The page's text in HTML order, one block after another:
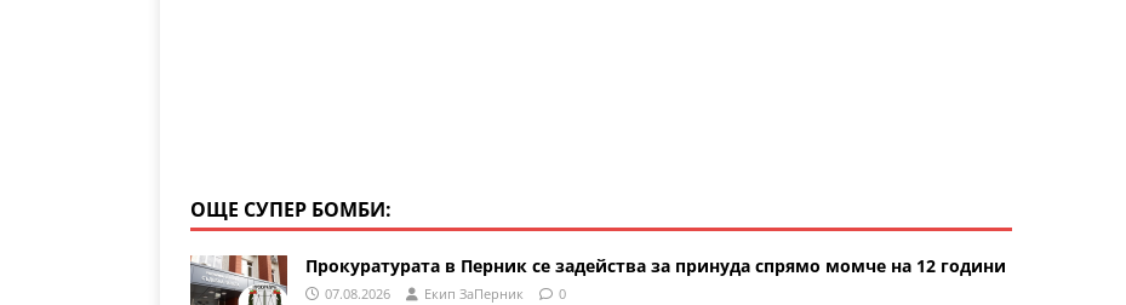
ОЩЕ СУПЕР БОМБИ:
Прокуратурата в Перник се задейства за принуда спрямо момче на 12 години
07.08.2026 Eкип ЗаПерник 0